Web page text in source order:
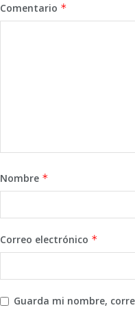
Comentario *
Nombre *
Correo electrónico *
Guarda mi nombre,